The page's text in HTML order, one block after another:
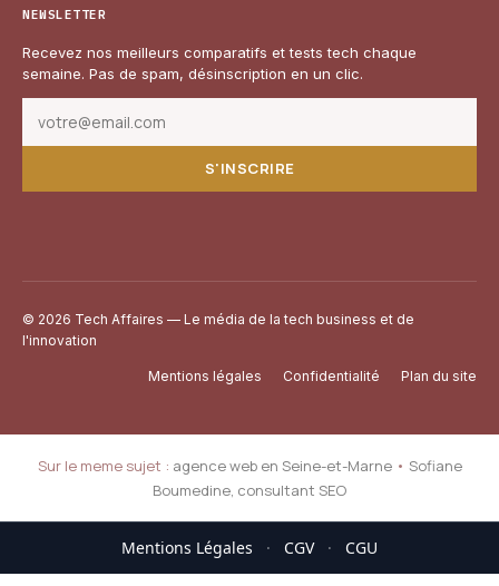
NEWSLETTER
Recevez nos meilleurs comparatifs et tests tech chaque
semaine. Pas de spam, désinscription en un clic.
S'INSCRIRE
© 2026 Tech Affaires — Le média de la tech business et de
l'innovation
Mentions légales Confidentialité Plan du site
Sur le meme sujet : agence web en Seine-et-Marne• Sofiane
Boumedine, consultant SEO
Mentions Légales · CGV · CGU